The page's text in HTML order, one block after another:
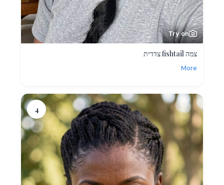
Try on
צמה fishtail צדדית
More
4